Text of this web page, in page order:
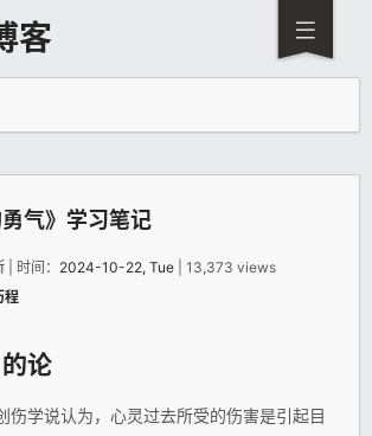
客
勇气》学习笔记
| 时间： 2024-10-22, Tue | 13,373 views
程
论
伤学说认为，心灵过去所受的伤害是引起目